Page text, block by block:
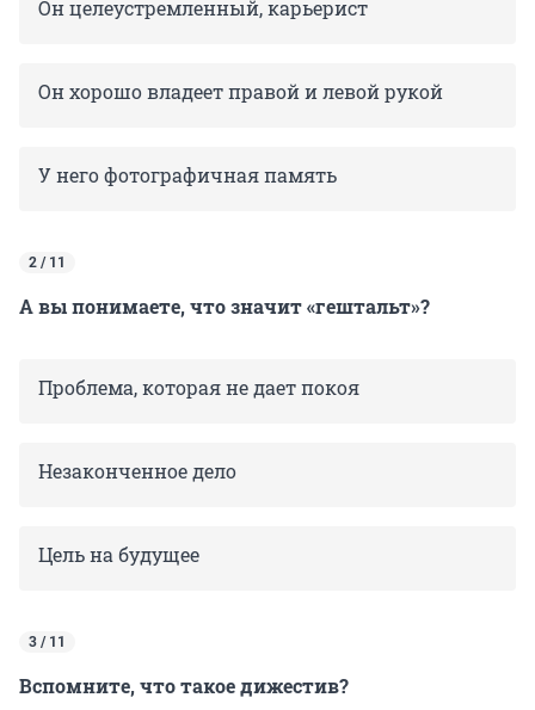
Он целеустремленный, карьерист
Он хорошо владеет правой и левой рукой
У него фотографичная память
2 / 11
А вы понимаете, что значит «гештальт»?
Проблема, которая не дает покоя
Незаконченное дело
Цель на будущее
3 / 11
Вспомните, что такое дижестив?